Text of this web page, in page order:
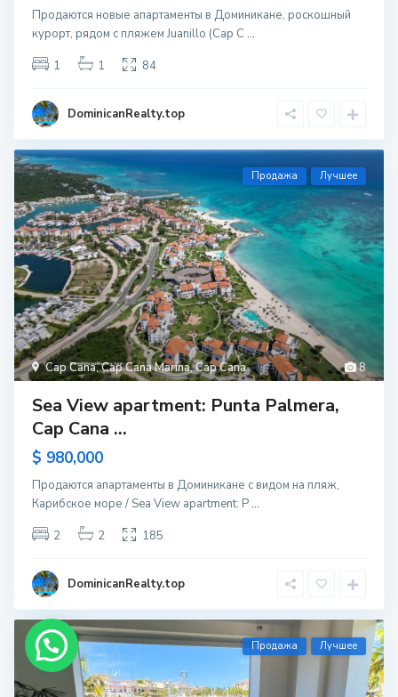
Продаются новые апартаменты в Доминикане, роскошный
курорт, рядом с пляжем Juanillo (Cap C ...
1
1 84
DominicanRealty.top
8
Cap Cana,Cap Cana Marina,Cap Cana
Продажа Лучшее
Sea View apartment: Punta Palmera,
Cap Cana ...
$ 980,000
Продаются апартаменты в Доминикане с видом на пляж,
Карибское море / Sea View apartment: P...
2
2 185
DominicanRealty.top
Продажа Лучшее